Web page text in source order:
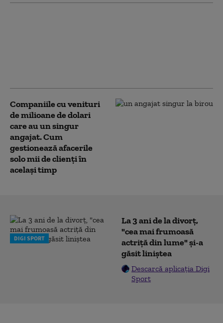
Companiile cu venituri
de milioane de dolari
care au un singur
angajat. Cum
gestionează afacerile
solo mii de clienți în
același timp
DIGI SPORT
La 3 ani de la divorț,
"cea mai frumoasă
actriță din lume" și-a
găsit liniștea
Descarcă aplicația Digi
Sport